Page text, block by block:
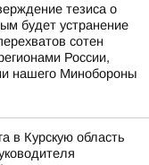
тезиса о
будет устранение
сотен
России,
нашего Минобороны
в Курскую область